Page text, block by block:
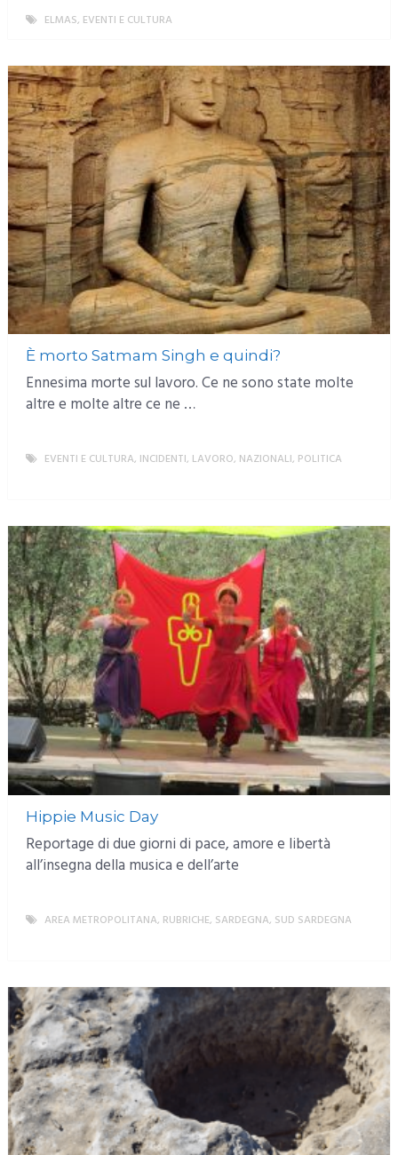
ELMAS, EVENTI E CULTURA
È morto Satmam Singh e quindi?
Ennesima morte sul lavoro. Ce ne sono state molte
altre e molte altre ce ne …
EVENTI E CULTURA, INCIDENTI, LAVORO, NAZIONALI, POLITICA
Hippie Music Day
Reportage di due giorni di pace, amore e libertà
all’insegna della musica e dell’arte
AREA METROPOLITANA, RUBRICHE, SARDEGNA, SUD SARDEGNA